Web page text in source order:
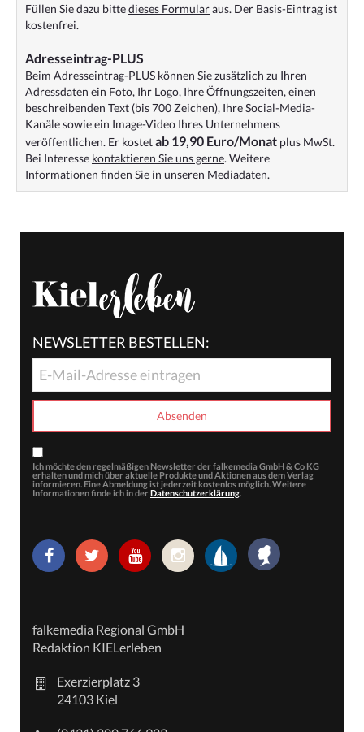
Füllen Sie dazu bittedieses Formularaus. Der Basis-Eintrag ist
kostenfrei.
Adresseintrag-PLUS
Beim Adresseintrag-PLUS können Sie zusätzlich zu Ihren
Adressdaten ein Foto, Ihr Logo, Ihre Öffnungszeiten, einen
beschreibenden Text (bis 700 Zeichen), Ihre Social-Media-
Kanäle sowie ein Image-Video Ihres Unternehmens
veröffentlichen. Er kostetab 19,90 Euro/Monat plus MwSt.
Bei Interesse kontaktieren Sie uns gerne. Weitere
Informationen finden Sie in unseren Mediadaten.
NEWSLETTER BESTELLEN:
Ich möchte den regelmäßigen Newsletter der falkemedia GmbH & Co KG
erhalten und mich über aktuelle Produkte und Aktionen aus dem Verlag
informieren. Eine Abmeldung ist jederzeit kostenlos möglich. Weitere
Informationen finde ich in der Datenschutzerklärung.
falkemedia Regional GmbH
Redaktion KIELerleben
Exerzierplatz 3
24103 Kiel